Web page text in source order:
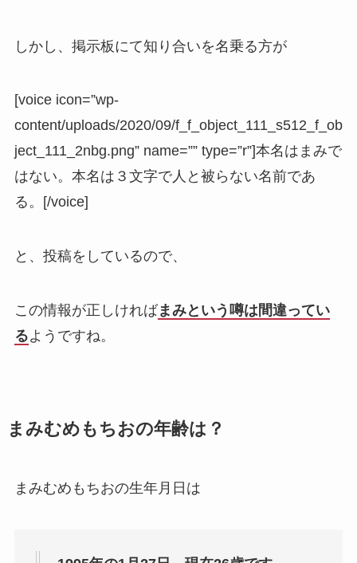
しかし、掲示板にて知り合いを名乗る方が
[voice icon=”wp-
content/uploads/2020/09/f_f_object_111_s512_f_ob
ject_111_2nbg.png” name=”” type=”r”]本名はまみで
はない。本名は３文字で人と被らない名前であ
る。[/voice]
と、投稿をしているので、
この情報が正しければまみという噂は間違ってい
るようですね。
まみむめもちおの年齢は？
まみむめもちおの生年月日は